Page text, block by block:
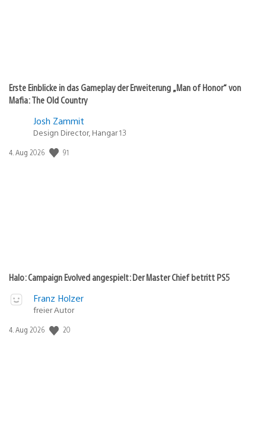
Erste Einblicke in das Gameplay der Erweiterung „Man of Honor“ von
Mafia: The Old Country
Josh Zammit
Design Director, Hangar 13
Veröffentlichungsdatum:
4. Aug 2026 91
Halo: Campaign Evolved angespielt: Der Master Chief betritt PS5
Franz Holzer
freier Autor
Veröffentlichungsdatum:
4. Aug 2026 20